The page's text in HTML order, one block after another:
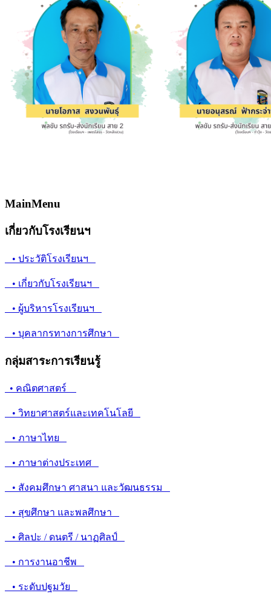
MainMenu
เกี่ยวกับโรงเรียนฯ
• ประวัติโรงเรียนฯ
• เกี่ยวกับโรงเรียนฯ
• ผู้บริหารโรงเรียนฯ
• บุคลากรทางการศึกษา
กลุ่มสาระการเรียนรู้
• คณิตศาสตร์
• วิทยาศาสตร์และเทคโนโลยี
• ภาษาไทย
• ภาษาต่างประเทศ
• สังคมศึกษา ศาสนา และวัฒนธรรม
• สุขศึกษา และพลศึกษา
• ศิลปะ / ดนตรี / นาฏศิลป์
• การงานอาชีพ
• ระดับปฐมวัย